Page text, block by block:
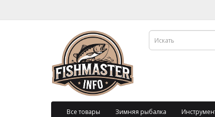
Все товары Зимняя рыбалка